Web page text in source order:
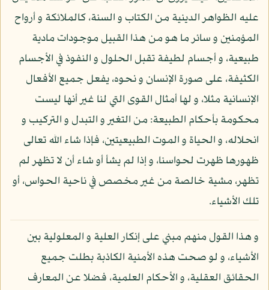
عليه الظواهر الدينية من الكتاب و السنة، كالملائكة و أرواح
المؤمنين و سائر ما هو من هذا القبيل موجودات مادية
طبيعية، و أجسام لطيفة تقبل الحلول و النفوذ في الأجسام
الكثيفة، على صورة الإنسان و نحوه، يفعل جميع الأفعال
الإنسانية مثلا، و لها أمثال القوى التي لنا غير أنها ليست
محكومة بأحكام الطبيعة: من التغير و التبدل و التركيب و
انحلاله، و الحياة و الموت الطبيعيتين، فإذا شاء الله تعالى
ظهورها ظهرت لحواسنا، و إذا لم يشأ أو شاء أن لا تظهر لم
تظهر، مشية خالصة من غير مخصص في ناحية الحواس، أو
تلك الأشياء.
و هذا القول منهم مبني على إنكار العلية و المعلولية بين
الأشياء، و لو صحت هذه الأمنية الكاذبة بطلت جميع
الحقائق العقلية، و الأحكام العلمية، فضلا عن المعارف